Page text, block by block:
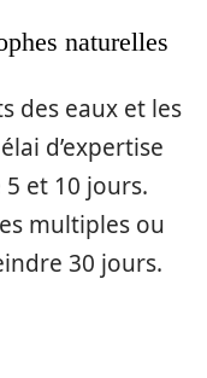
naturelles
des eaux et les
d’expertise
et 10 jours.
multiples ou
30 jours.